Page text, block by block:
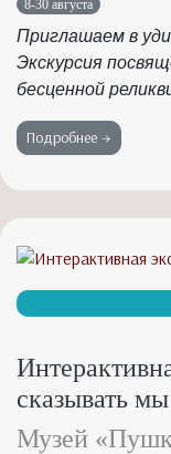
8-30 августа
Приглашаем в
Экскурсия
бесценной
Подробнее →
сказывать
Музей